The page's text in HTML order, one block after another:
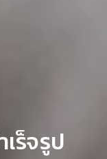
ร็จรูป